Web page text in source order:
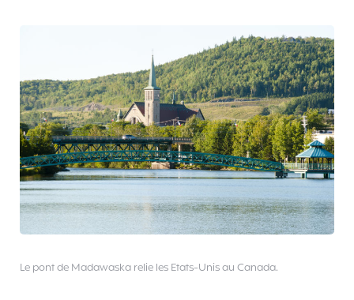
Le pont de Madawaska relie les Etats-Unis au Canada.